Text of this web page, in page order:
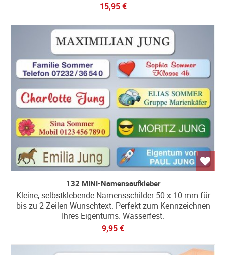
15,95 €
132 MINI-Namensaufkleber
Kleine, selbstklebende Namensschilder 50 x 10 mm für
bis zu 2 Zeilen Wunschtext. Perfekt zum Kennzeichnen
Ihres Eigentums. Wasserfest.
9,95 €